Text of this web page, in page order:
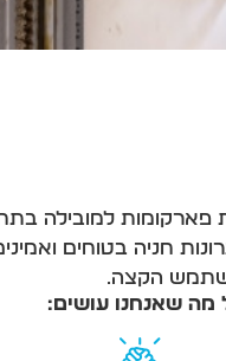
למובילה
חניה בטוחים
הקצה.
מה שאנחנו עושים: